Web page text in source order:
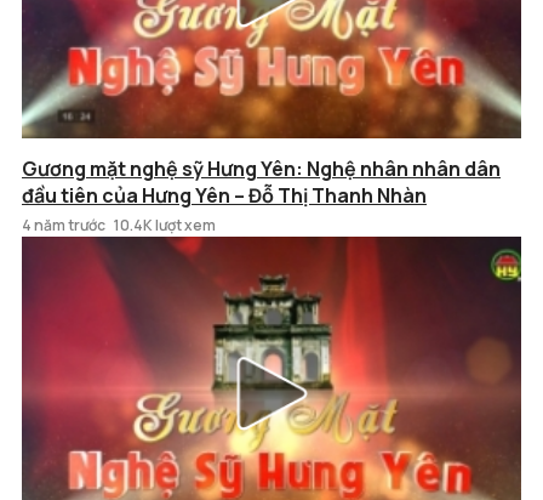
Gương mặt nghệ sỹ Hưng Yên: Nghệ nhân nhân dân
đầu tiên của Hưng Yên – Đỗ Thị Thanh Nhàn
4 năm trước 10.4K lượt xem